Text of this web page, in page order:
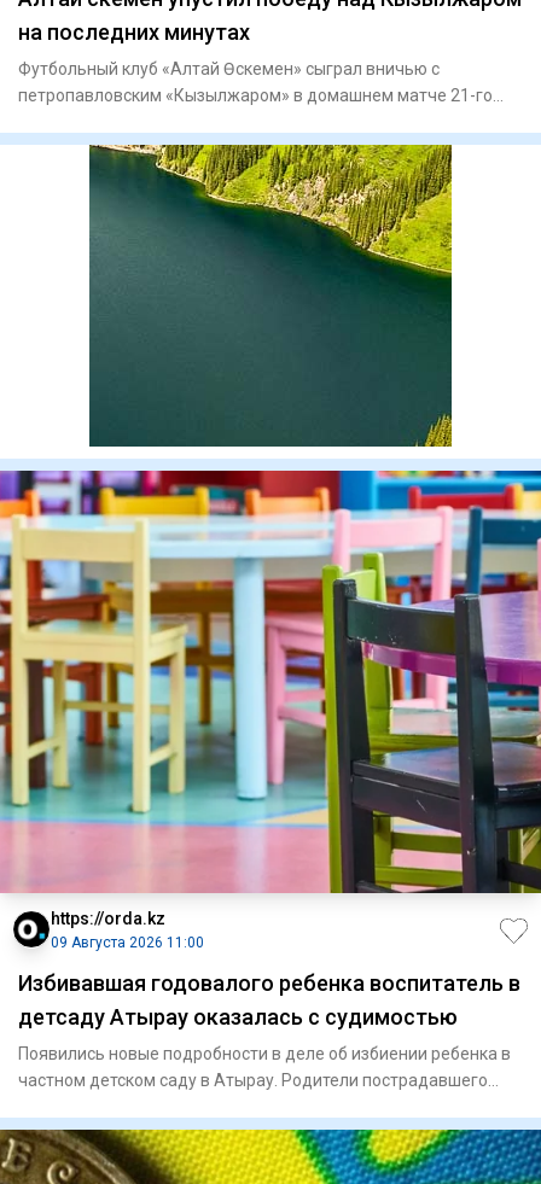
на последних минутах
Футбольный клуб «Алтай Өскемен» сыграл вничью с
петропавловским «Кызылжаром» в домашнем матче 21-го
https://orda.kz
09 Августа 2026 11:00
Избивавшая годовалого ребенка воспитатель в
детсаду Атырау оказалась с судимостью
Появились новые подробности в деле об избиении ребенка в
частном детском саду в Атырау. Родители пострадавшего